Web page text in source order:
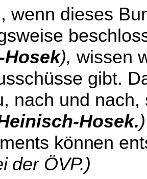
wenn dieses
), wissen
gibt.
nach und
Hosek.)
können
der ÖVP.)